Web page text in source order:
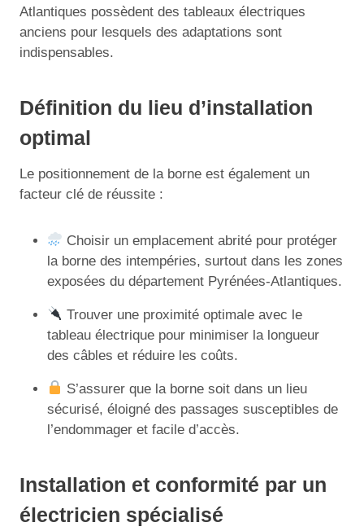
Atlantiques possèdent des tableaux électriques
anciens pour lesquels des adaptations sont
indispensables.
Définition du lieu d’installation
optimal
Le positionnement de la borne est également un
facteur clé de réussite :
Choisir un emplacement abrité pour protéger
la borne des intempéries, surtout dans les zones
exposées du département Pyrénées-Atlantiques.
Trouver une proximité optimale avec le
tableau électrique pour minimiser la longueur
des câbles et réduire les coûts.
S’assurer que la borne soit dans un lieu
sécurisé, éloigné des passages susceptibles de
l’endommager et facile d’accès.
Installation et conformité par un
électricien spécialisé